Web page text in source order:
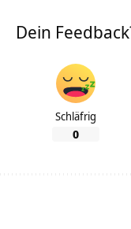
Dein
Schläfrig
0